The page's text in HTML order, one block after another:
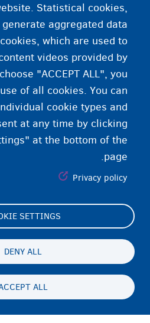
فهرست میز‌های بازگشت
تماس در مورد بازگشت داوطلبانه
Statistical cookies,
aggregated data
which are used to
videos provided by
"ACCEPT ALL", you
of all cookies. You can
cookie types and
at any time by clicking
at the bottom of the
page.
Privacy policy
SETTINGS
DENY ALL
ALL
Footer
(menu)
Cookie Settings
حریم شخصی و رفع مسئولیت
FA
Persistent